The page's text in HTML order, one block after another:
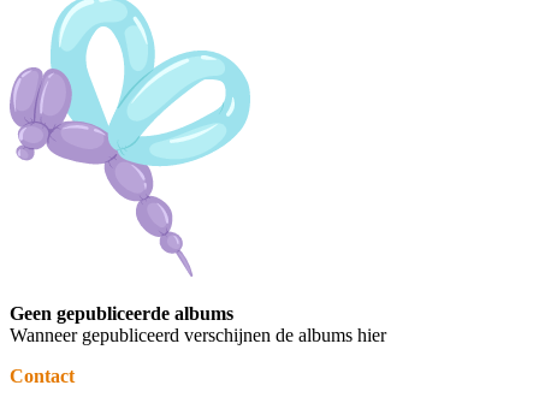
Geen gepubliceerde albums
Wanneer gepubliceerd verschijnen de albums hier
Contact